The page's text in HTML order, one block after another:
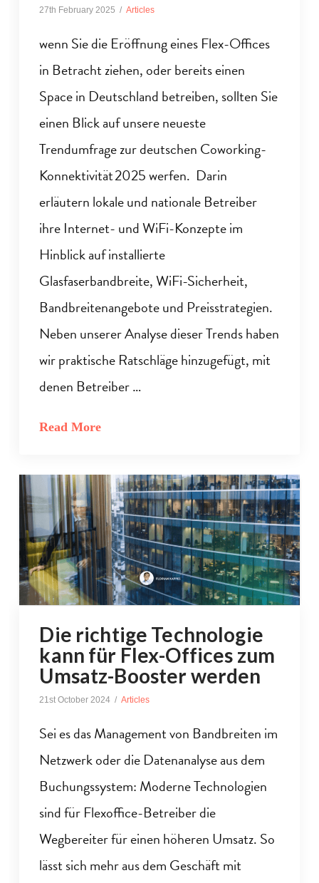
27th February 2025 Articles
wenn Sie die Eröffnung eines Flex-Offices
in Betracht ziehen, oder bereits einen
Space in Deutschland betreiben, sollten Sie
einen Blick auf unsere neueste
Trendumfrage zur deutschen Coworking-
Konnektivität 2025 werfen. Darin
erläutern lokale und nationale Betreiber
ihre Internet- und WiFi-Konzepte im
Hinblick auf installierte
Glasfaserbandbreite, WiFi-Sicherheit,
Bandbreitenangebote und Preisstrategien.
Neben unserer Analyse dieser Trends haben
wir praktische Ratschläge hinzugefügt, mit
denen Betreiber …
Read More
Die richtige Technologie
kann für Flex-Offices zum
Umsatz-Booster werden
21st October 2024 Articles
Sei es das Management von Bandbreiten im
Netzwerk oder die Datenanalyse aus dem
Buchungssystem: Moderne Technologien
sind für Flexoffice-Betreiber die
Wegbereiter für einen höheren Umsatz. So
lässt sich mehr aus dem Geschäft mit